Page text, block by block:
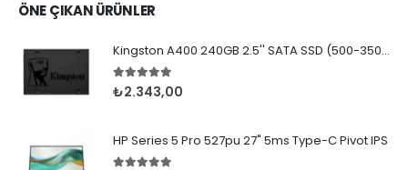
ÖNE ÇIKAN ÜRÜNLER
Kingston A400 240GB 2.5'' SATA SSD (500-350MB/s)
5.005 üzerinden
₺2.343,00
HP Series 5 Pro 527pu 27" 5ms Type-C Pivot IPS